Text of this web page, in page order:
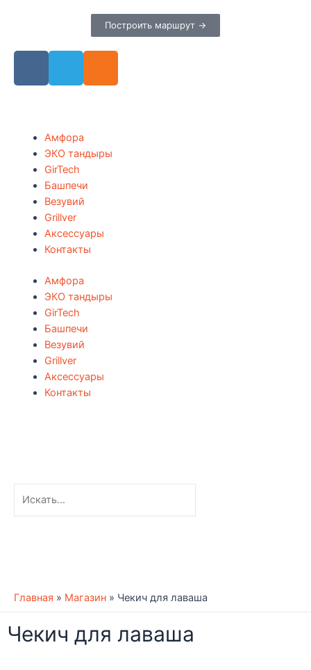
Построить маршрут →
Амфора
ЭКО тандыры
GirTech
Башпечи
Везувий
Grillver
Аксессуары
Контакты
Амфора
ЭКО тандыры
GirTech
Башпечи
Везувий
Grillver
Аксессуары
Контакты
Главная » Магазин » Чекич для лаваша
Чекич для лаваша